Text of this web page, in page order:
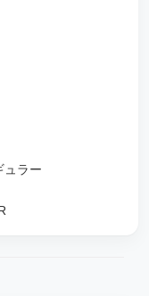
ュラー